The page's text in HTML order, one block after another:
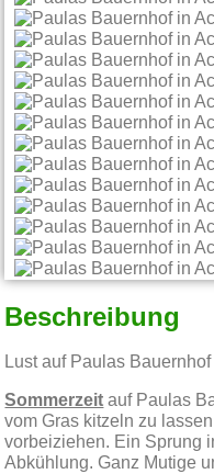
Beschreibung
Lust auf Paulas Bauernhof
Sommerzeit auf Paulas
vom Gras kitzeln zu
vorbeiziehen. Ein Sprung
Abkühlung. Ganz Mutige